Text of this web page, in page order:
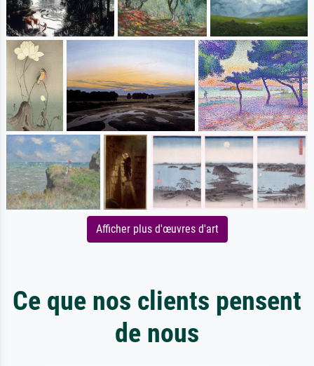
Afficher plus d'œuvres d'art
Ce que nos clients pensent
de nous